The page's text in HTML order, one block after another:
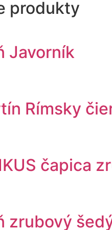
produkty
Javorník
Rímsky
čapica
zrubový